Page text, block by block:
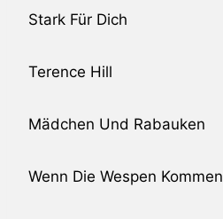
Stark Für Dich
Terence Hill
Mädchen Und Rabauken
Wenn Die Wespen Kommen